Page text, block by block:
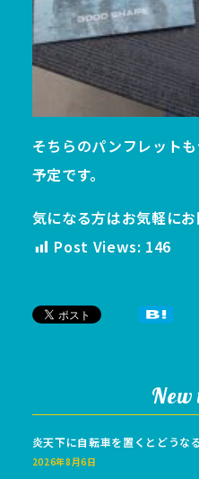
そちらのパンフレット
予定です。
気になる方はお気軽にお
Post Views: 146
New
炎天下に自転車を置くとどうな
2026年8月6日